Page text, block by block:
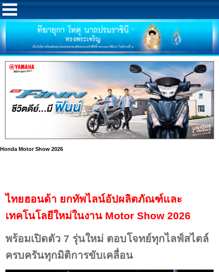
Honda Motor Show 2026
ไทยฮอนด้า ยกทัพไลน์อัปผลิตภัณฑ์และ
เทคโนโลยีใหม่ในงาน Motor Show 2026
พร้อมเปิดตัว 7 รุ่นใหม่ ตอบโจทย์ทุกไลฟ์สไตล์
ครบครันทุกมิติการขับเคลื่อน